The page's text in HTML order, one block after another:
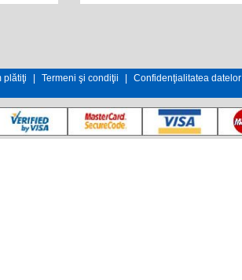
plătiţi Termeni şi condiţii Confidenţialitatea datelor